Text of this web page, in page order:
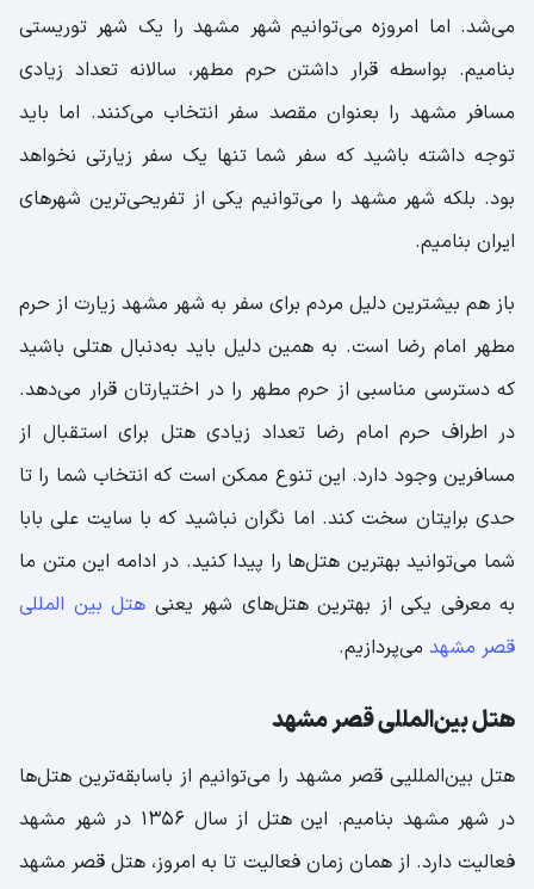
می‌شد. اما امروزه می‌توانیم شهر مشهد را یک شهر توریستی
بنامیم. بواسطه قرار داشتن حرم مطهر، سالانه تعداد زیادی
مسافر مشهد را بعنوان مقصد سفر انتخاب می‌کنند. اما باید
توجه داشته باشید که سفر شما تنها یک سفر زیارتی نخواهد
بود. بلکه شهر مشهد را می‌توانیم یکی از تفریحی‌ترین شهر‌های
ایران بنامیم.
باز هم بیشترین دلیل مردم برای سفر به شهر مشهد زیارت از حرم
مطهر امام رضا است. به همین دلیل باید به‌دنبال هتلی باشید
که دسترسی مناسبی از حرم مطهر را در اختیارتان قرار می‌دهد.
در اطراف حرم امام رضا تعداد زیادی هتل برای استقبال از
مسافرین وجود دارد. این تنوع ممکن است که انتخاب شما را تا
حدی برایتان سخت کند. اما نگران نباشید که با سایت علی بابا
شما می‌توانید بهترین هتل‌ها را پیدا کنید. در ادامه این متن ما
به معرفی یکی از بهترین هتل‌های شهر یعنی هتل بین المللی
قصر مشهد می‌پردازیم.
هتل بین‌المللی قصر مشهد
هتل بین‌المللیی قصر مشهد را می‌توانیم از باسابقه‌ترین هتل‌ها
در شهر مشهد بنامیم. این هتل از سال 1356 در شهر مشهد
فعالیت دارد. از همان زمان فعالیت تا به امروز، هتل قصر مشهد